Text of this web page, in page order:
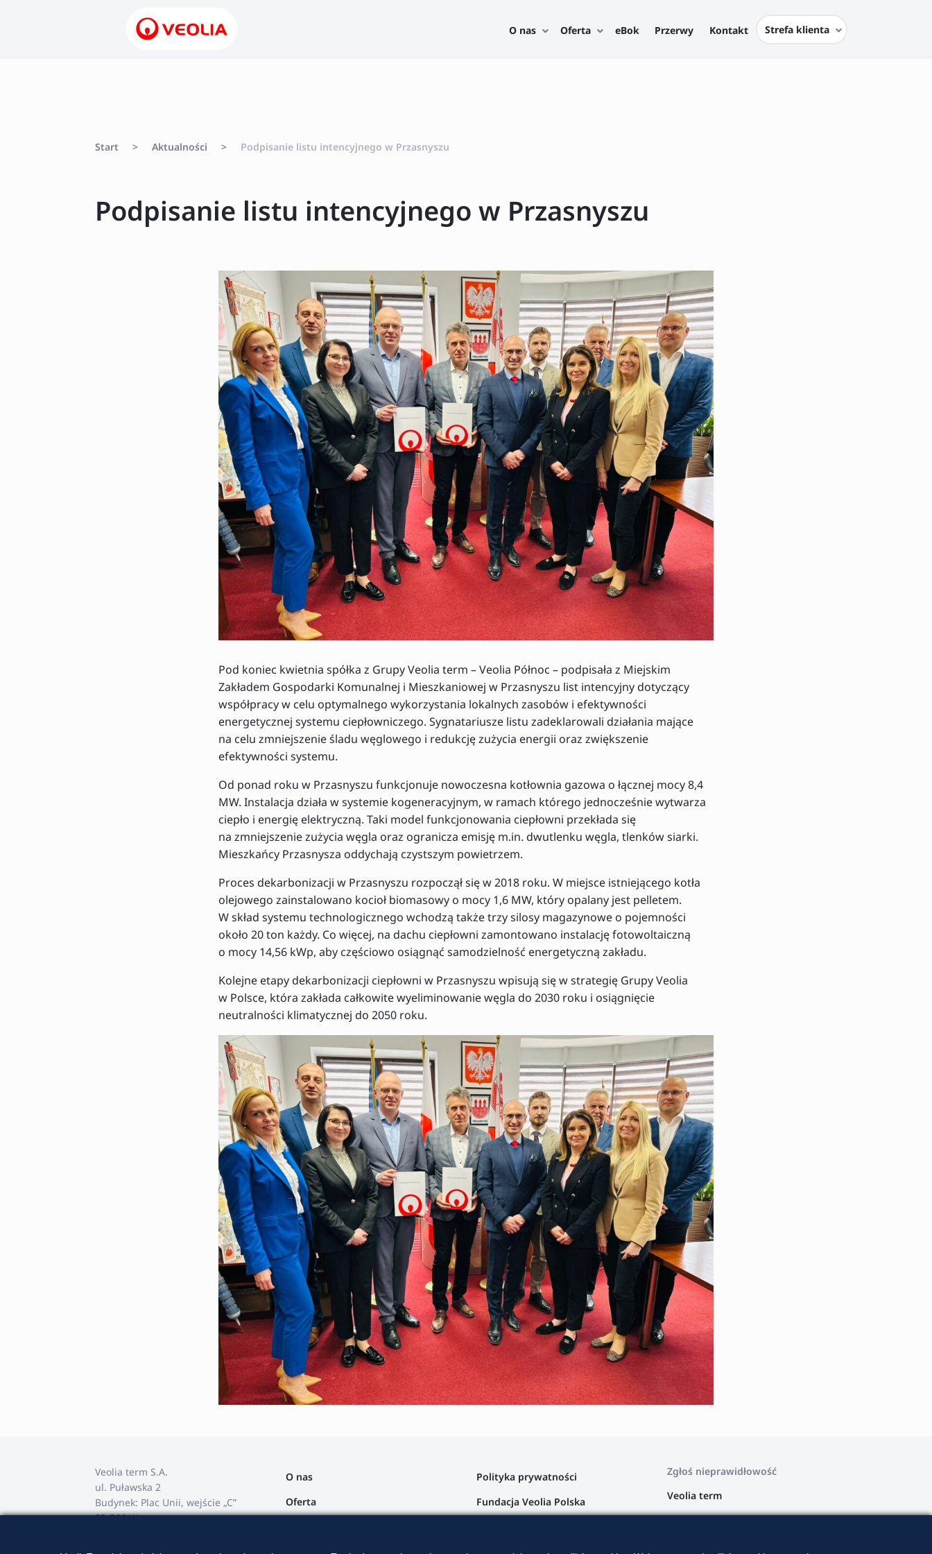
O nas Oferta eBok Przerwy Kontakt Strefa klienta
Start > Aktualności > Podpisanie listu intencyjnego w Przasnyszu
Podpisanie listu intencyjnego w Przasnyszu
Pod koniec kwietnia spółka z Grupy Veolia term – Veolia Północ – podpisała z Miejskim
Zakładem Gospodarki Komunalnej i Mieszkaniowej w Przasnyszu list intencyjny dotyczący
współpracy w celu optymalnego wykorzystania lokalnych zasobów i efektywności
energetycznej systemu ciepłowniczego. Sygnatariusze listu zadeklarowali działania mające
na celu zmniejszenie śladu węglowego i redukcję zużycia energii oraz zwiększenie
efektywności systemu.
Od ponad roku w Przasnyszu funkcjonuje nowoczesna kotłownia gazowa o łącznej mocy 8,4
MW. Instalacja działa w systemie kogeneracyjnym, w ramach którego jednocześnie wytwarza
ciepło i energię elektryczną. Taki model funkcjonowania ciepłowni przekłada się
na zmniejszenie zużycia węgla oraz ogranicza emisję m.in. dwutlenku węgla, tlenków siarki.
Mieszkańcy Przasnysza oddychają czystszym powietrzem.
Proces dekarbonizacji w Przasnyszu rozpoczął się w 2018 roku. W miejsce istniejącego kotła
olejowego zainstalowano kocioł biomasowy o mocy 1,6 MW, który opalany jest pelletem.
W skład systemu technologicznego wchodzą także trzy silosy magazynowe o pojemności
około 20 ton każdy. Co więcej, na dachu ciepłowni zamontowano instalację fotowoltaiczną
o mocy 14,56 kWp, aby częściowo osiągnąć samodzielność energetyczną zakładu.
Kolejne etapy dekarbonizacji ciepłowni w Przasnyszu wpisują się w strategię Grupy Veolia
w Polsce, która zakłada całkowite wyeliminowanie węgla do 2030 roku i osiągnięcie
neutralności klimatycznej do 2050 roku.
Veolia term S.A.
ul. Puławska 2
Budynek: Plac Unii, wejście „C”
02-566 Warszawa
O nas
Oferta
Polityka prywatności
Fundacja Veolia Polska
Zgłoś nieprawidłowość
Veolia term